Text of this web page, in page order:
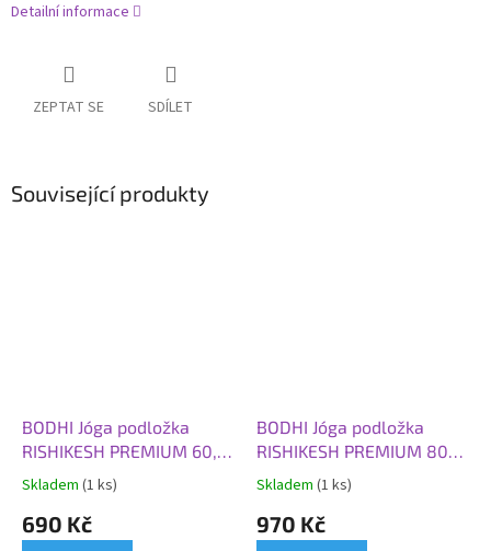
Detailní informace
ZEPTAT SE SDÍLET
Související produkty
BODHI Jóga podložka
RISHIKESH PREMIUM 60,
183x60x0,45 cm, růžová
Skladem (1 ks)
690 Kč
BODHI Jóga podložka
RISHIKESH PREMIUM 80
XL, 200x80x0,45 cm, šedá
Skladem (1 ks)
970 Kč